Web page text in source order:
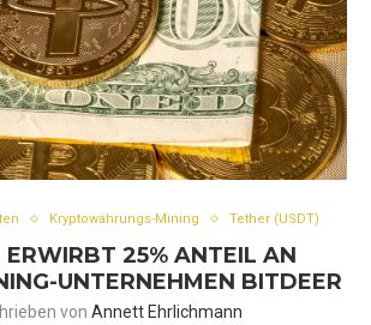
Kryptowährungs-Mining Tether (USDT)
ERWIRBT 25% ANTEIL AN
UNTERNEHMEN BITDEER
von Annett Ehrlichmann